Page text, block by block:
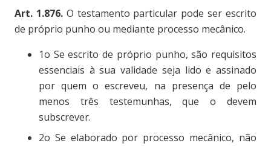
Art. 1.876.O testamento particular pode ser escrito
de próprio punho ou mediante processo mecânico.
1o Se escrito de próprio punho, são requisitos
essenciais à sua validade seja lido e assinado
por quem o escreveu, na presença de pelo
menos três testemunhas, que o devem
subscrever.
2o Se elaborado por processo mecânico, não